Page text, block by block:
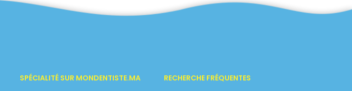
SPÉCIALITÉ SUR MONDENTISTE.MA RECHERCHE FRÉQUENTES